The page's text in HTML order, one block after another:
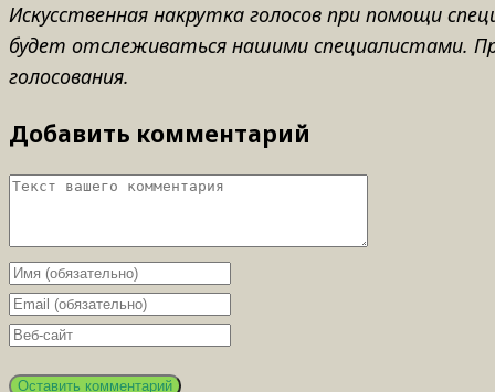
Искусственная накрутка голосов при помощи
будет отслеживаться нашими специалистами.
голосования.
Добавить комментарий